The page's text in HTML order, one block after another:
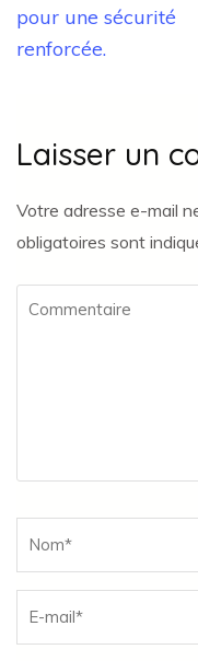
pour une sécurité
renforcée.
Laisser un
Votre adresse e-mail
obligatoires sont
Commentaire